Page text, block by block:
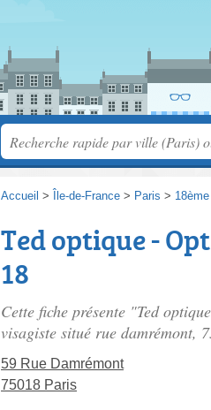
Accueil > Île-de-France > Paris > 18ème
Ted optique -
18
Cette fiche présente "Ted
visagiste situé rue damrémont,
59 Rue Damrémont
75018 Paris